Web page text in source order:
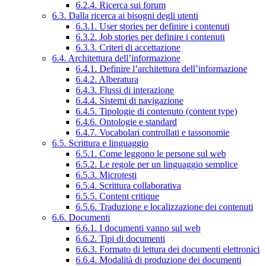
6.2.4. Ricerca sui forum
6.3. Dalla ricerca ai bisogni degli utenti
6.3.1. User stories per definire i contenuti
6.3.2. Job stories per definire i contenuti
6.3.3. Criteri di accettazione
6.4. Architettura dell’informazione
6.4.1. Definire l’architettura dell’informazione
6.4.2. Alberatura
6.4.3. Flussi di interazione
6.4.4. Sistemi di navigazione
6.4.5. Tipologie di contenuto (content type)
6.4.6. Ontologie e standard
6.4.7. Vocabolari controllati e tassonomie
6.5. Scrittura e linguaggio
6.5.1. Come leggono le persone sul web
6.5.2. Le regole per un linguaggio semplice
6.5.3. Microtesti
6.5.4. Scrittura collaborativa
6.5.5. Content critique
6.5.6. Traduzione e localizzazione dei contenuti
6.6. Documenti
6.6.1. I documenti vanno sul web
6.6.2. Tipi di documenti
6.6.3. Formato di lettura dei documenti elettronici
6.6.4. Modalità di produzione dei documenti